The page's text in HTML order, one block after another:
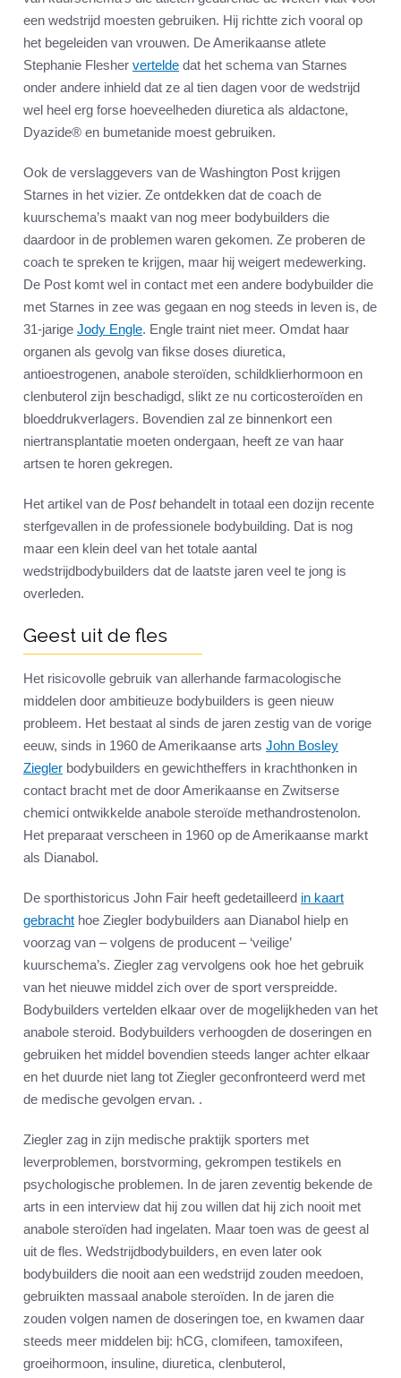
een wedstrijd moesten gebruiken. Hij richtte zich vooral op
het begeleiden van vrouwen. De Amerikaanse atlete
Stephanie Flesher vertelde dat het schema van Starnes
onder andere inhield dat ze al tien dagen voor de wedstrijd
wel heel erg forse hoeveelheden diuretica als aldactone,
Dyazide® en bumetanide moest gebruiken.
Ook de verslaggevers van de Washington Post krijgen
Starnes in het vizier. Ze ontdekken dat de coach de
kuurschema’s maakt van nog meer bodybuilders die
daardoor in de problemen waren gekomen. Ze proberen de
coach te spreken te krijgen, maar hij weigert medewerking.
De Post komt wel in contact met een andere bodybuilder die
met Starnes in zee was gegaan en nog steeds in leven is, de
31-jarige Jody Engle. Engle traint niet meer. Omdat haar
organen als gevolg van fikse doses diuretica,
antioestrogenen, anabole steroïden, schildklierhormoon en
clenbuterol zijn beschadigd, slikt ze nu corticosteroïden en
bloeddrukverlagers. Bovendien zal ze binnenkort een
niertransplantatie moeten ondergaan, heeft ze van haar
artsen te horen gekregen.
Het artikel van de Postbehandelt in totaal een dozijn recente
sterfgevallen in de professionele bodybuilding. Dat is nog
maar een klein deel van het totale aantal
wedstrijdbodybuilders dat de laatste jaren veel te jong is
overleden.
Geest uit de fles
Het risicovolle gebruik van allerhande farmacologische
middelen door ambitieuze bodybuilders is geen nieuw
probleem. Het bestaat al sinds de jaren zestig van de vorige
eeuw, sinds in 1960 de Amerikaanse arts John Bosley
Ziegler bodybuilders en gewichtheffers in krachthonken in
contact bracht met de door Amerikaanse en Zwitserse
chemici ontwikkelde anabole steroïde methandrostenolon.
Het preparaat verscheen in 1960 op de Amerikaanse markt
als Dianabol.
De sporthistoricus John Fair heeft gedetailleerd in kaart
gebracht hoe Ziegler bodybuilders aan Dianabol hielp en
voorzag van – volgens de producent – ‘veilige’
kuurschema’s. Ziegler zag vervolgens ook hoe het gebruik
van het nieuwe middel zich over de sport verspreidde.
Bodybuilders vertelden elkaar over de mogelijkheden van het
anabole steroid. Bodybuilders verhoogden de doseringen en
gebruiken het middel bovendien steeds langer achter elkaar
en het duurde niet lang tot Ziegler geconfronteerd werd met
de medische gevolgen ervan. .
Ziegler zag in zijn medische praktijk sporters met
leverproblemen, borstvorming, gekrompen testikels en
psychologische problemen. In de jaren zeventig bekende de
arts in een interview dat hij zou willen dat hij zich nooit met
anabole steroïden had ingelaten. Maar toen was de geest al
uit de fles. Wedstrijdbodybuilders, en even later ook
bodybuilders die nooit aan een wedstrijd zouden meedoen,
gebruikten massaal anabole steroïden. In de jaren die
zouden volgen namen de doseringen toe, en kwamen daar
steeds meer middelen bij: hCG, clomifeen, tamoxifeen,
groeihormoon, insuline, diuretica, clenbuterol,